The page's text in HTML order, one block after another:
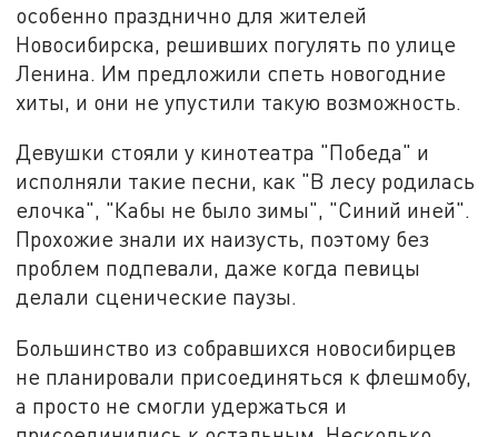
особенно празднично для жителей
Новосибирска, решивших погулять по улице
Ленина. Им предложили спеть новогодние
хиты, и они не упустили такую возможность.
Девушки стояли у кинотеатра "Победа" и
исполняли такие песни, как "В лесу родилась
елочка", "Кабы не было зимы", "Синий иней".
Прохожие знали их наизусть, поэтому без
проблем подпевали, даже когда певицы
делали сценические паузы.
Большинство из собравшихся новосибирцев
не планировали присоединяться к флешмобу,
а просто не смогли удержаться и